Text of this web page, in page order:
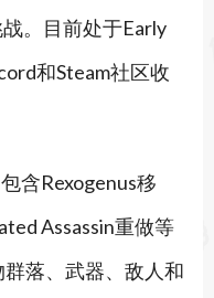
。目前处于Early
和Steam社区收
含Rexogenus移
Assassin重做等
落、武器、敌人和